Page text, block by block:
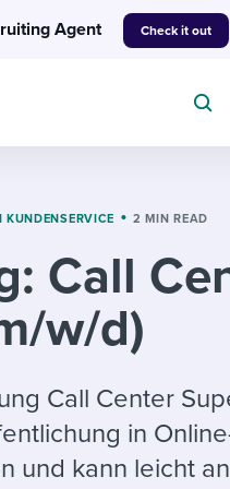
Agent Check it out
Or browse by
A flexible workplace
means new ways of
working. Pick up tips
EXPERT INSIGHTS
Get insights, guidance,
and tips from those in
the know.
For your job search:
INTERVIEWS & ANSWERS
Typical interview
answers for each.
KUNDENSERVICE 2 MIN READ
Call
w/d)
Call Center
in
und kann leicht